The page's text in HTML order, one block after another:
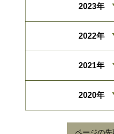
2023年
2022年
2021年
2020年